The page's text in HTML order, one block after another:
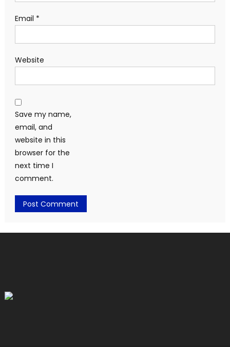
Email *
Website
Save my name,
email, and
website in this
browser for the
next time I
comment.